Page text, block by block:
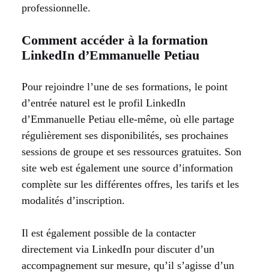
professionnelle.
Comment accéder à la formation
LinkedIn d’Emmanuelle Petiau
Pour rejoindre l’une de ses formations, le point
d’entrée naturel est le profil LinkedIn
d’Emmanuelle Petiau elle-même, où elle partage
régulièrement ses disponibilités, ses prochaines
sessions de groupe et ses ressources gratuites. Son
site web est également une source d’information
complète sur les différentes offres, les tarifs et les
modalités d’inscription.
Il est également possible de la contacter
directement via LinkedIn pour discuter d’un
accompagnement sur mesure, qu’il s’agisse d’un